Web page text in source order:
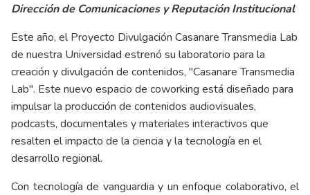
Dirección de Comunicaciones y Reputación Institucional
Este año, el Proyecto Divulgación Casanare Transmedia Lab
de nuestra Universidad estrenó su laboratorio para la
creación y divulgación de contenidos, "Casanare Transmedia
Lab". Este nuevo espacio de coworking está diseñado para
impulsar la producción de contenidos audiovisuales,
podcasts, documentales y materiales interactivos que
resalten el impacto de la ciencia y la tecnología en el
desarrollo regional.
Con tecnología de vanguardia y un enfoque colaborativo, el